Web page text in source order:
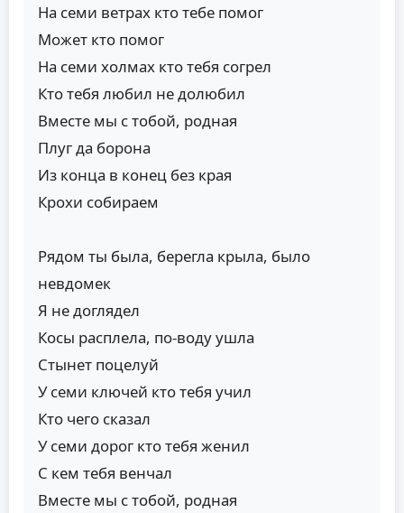
На семи ветрах кто тебе помог
Может кто помог
На семи холмах кто тебя согрел
Кто тебя любил не долюбил
Вместе мы с тобой, родная
Плуг да борона
Из конца в конец без края
Крохи собираем
Рядом ты была, берегла крыла, было
невдомек
Я не доглядел
Косы расплела, по-воду ушла
Стынет поцелуй
У семи ключей кто тебя учил
Кто чего сказал
У семи дорог кто тебя женил
С кем тебя венчал
Вместе мы с тобой, родная